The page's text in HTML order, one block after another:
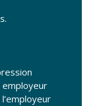
employeur